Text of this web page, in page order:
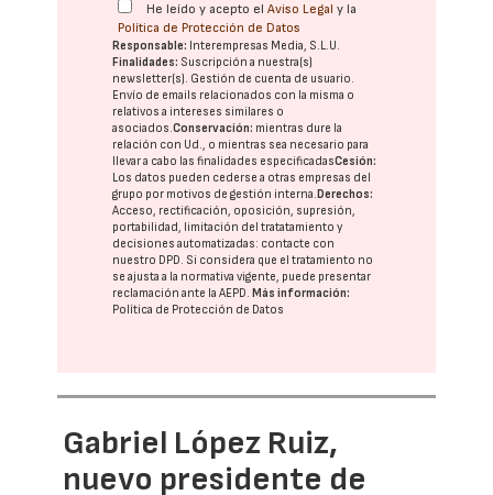
He leído y acepto elAviso Legal y la
Política de Protección de Datos
Responsable: Interempresas Media, S.L.U.
Finalidades: Suscripción a nuestra(s)
newsletter(s). Gestión de cuenta de usuario.
Envío de emails relacionados con la misma o
relativos a intereses similares o
asociados.Conservación: mientras dure la
relación con Ud., o mientras sea necesario para
llevar a cabo las finalidades especificadasCesión:
Los datos pueden cederse a otras empresas del
grupo por motivos de gestión interna. Derechos:
Acceso, rectificación, oposición, supresión,
portabilidad, limitación del tratatamiento y
decisiones automatizadas: contacte con
nuestro DPD. Si considera que el tratamiento no
se ajusta a la normativa vigente, puede presentar
reclamación ante laAEPD. Más información:
Política de Protección de Datos
Gabriel López Ruiz,
nuevo presidente de